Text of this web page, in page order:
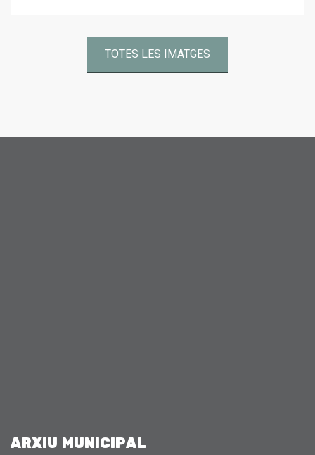
TOTES LES IMATGES
ARXIU MUNICIPAL